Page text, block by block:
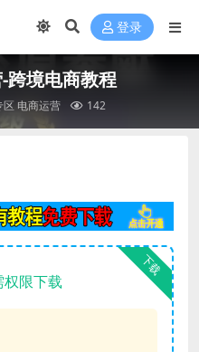
登录
跨境电商教程
区 电商运营 142
下载
权限下载